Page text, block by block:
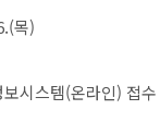
목)
시스템(온라인) 접